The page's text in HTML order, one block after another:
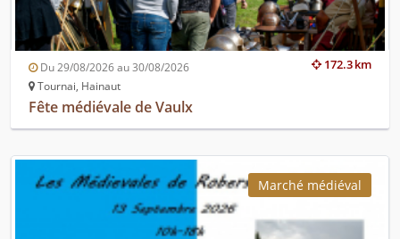
172.3 km
Du 29/08/2026 au 30/08/2026
Tournai, Hainaut
Fête médiévale de Vaulx
Marché médiéval